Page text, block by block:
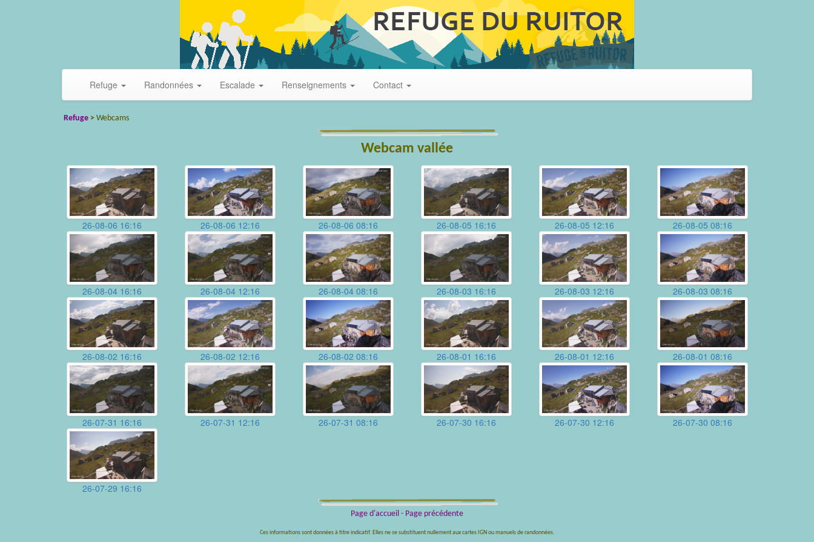
Refuge Randonnées Escalade Renseignements Contact
Refuge > Webcams
Webcam vallée
26-08-06 16:16 26-08-06 12:16 26-08-06 08:16 26-08-05 16:16 26-08-05 12:16 26-08-05 08:16
26-08-04 16:16 26-08-04 12:16 26-08-04 08:16 26-08-03 16:16 26-08-03 12:16 26-08-03 08:16
26-08-02 16:16 26-08-02 12:16 26-08-02 08:16 26-08-01 16:16 26-08-01 12:16 26-08-01 08:16
26-07-31 16:16 26-07-31 12:16 26-07-31 08:16 26-07-30 16:16 26-07-30 12:16 26-07-30 08:16
26-07-29 16:16
Page d'accueil - Page précédente
Ces informations sont données à titre indicatif. Elles ne se substituent nullement aux cartes IGN ou manuels de randonnées.